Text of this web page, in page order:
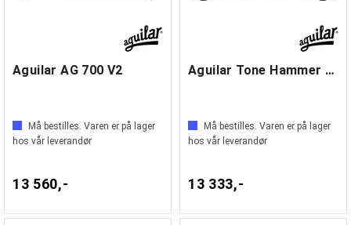
Aguilar AG 700 V2
Må bestilles. Varen er på lager
hos vår leverandør
13 560,-
Aguilar Tone Hammer 500 V2
Må bestilles. Varen er på lager
hos vår leverandør
13 333,-